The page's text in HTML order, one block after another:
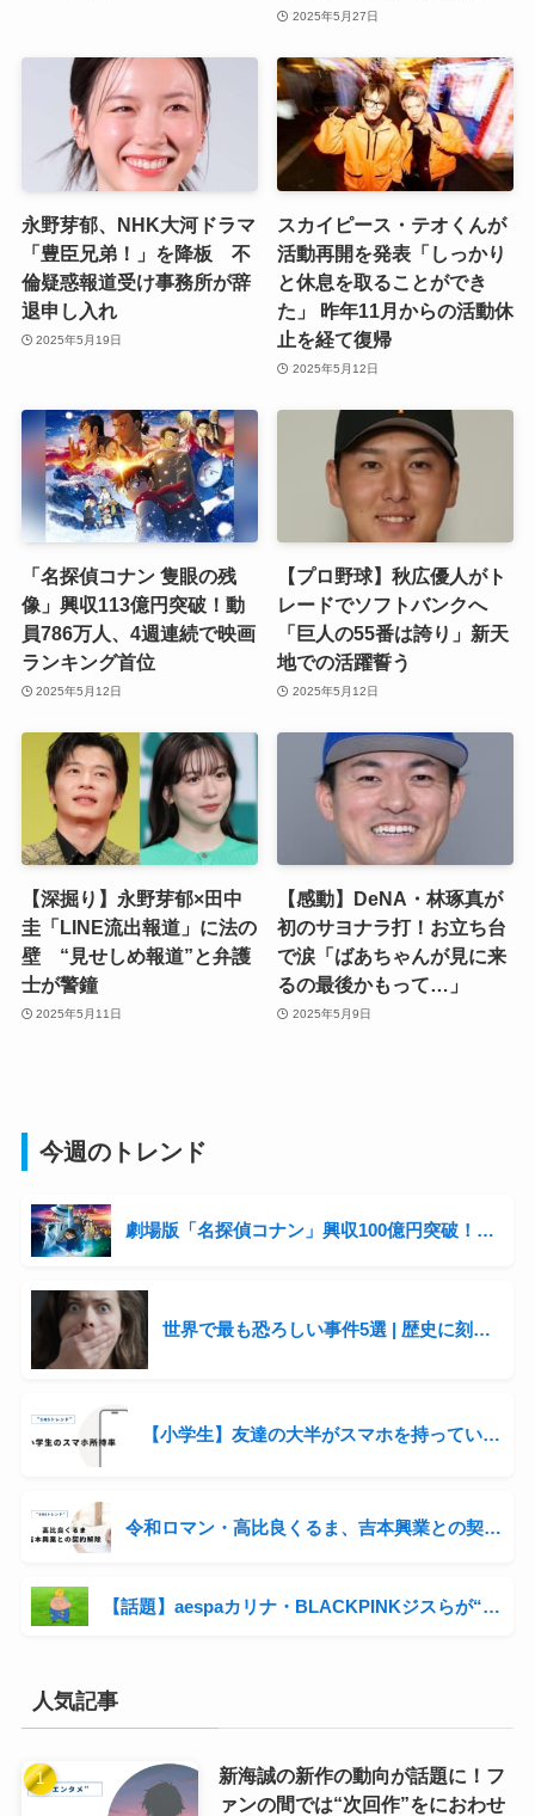
2025年5月27日
永野芽郁、NHK大河ドラマ
「豊臣兄弟！」を降板 不
倫疑惑報道受け事務所が辞
退申し入れ
2025年5月19日
スカイピース・テオくんが
活動再開を発表「しっかり
と休息を取ることができ
た」 昨年11月からの活動休
止を経て復帰
2025年5月12日
「名探偵コナン 隻眼の残
像」興収113億円突破！動
員786万人、4週連続で映画
ランキング首位
2025年5月12日
【プロ野球】秋広優人がト
レードでソフトバンクへ
「巨人の55番は誇り」新天
地での活躍誓う
2025年5月12日
【深掘り】永野芽郁×田中
圭「LINE流出報道」に法の
壁 “見せしめ報道”と弁護
士が警鐘
2025年5月11日
【感動】DeNA・林琢真が
初のサヨナラ打！お立ち台
で涙「ばあちゃんが見に来
るの最後かもって…」
2025年5月9日
今週のトレンド
劇場版「名探偵コナン」興収100億円突破！シリーズ3年連続の快挙と青山剛昌の収入事情に迫る
世界で最も恐ろしい事件5選 | 歴史に刻まれた衝撃の出来事
【小学生】友達の大半がスマホを持っている。自分の子にも持たせるべき？
令和ロマン・高比良くるま、吉本興業との契約解除 信頼関係破綻で提案されるもコンビ継続へ
【話題】aespaカリナ・BLACKPINKジスらが“嫌いなキャラ”と名指し！「クレヨンしんちゃん」マサオくんに韓国アイドルが辛辣コメント
人気記事
新海誠の新作の動向が話題に！フ
ァンの間では“次回作”をにおわせ